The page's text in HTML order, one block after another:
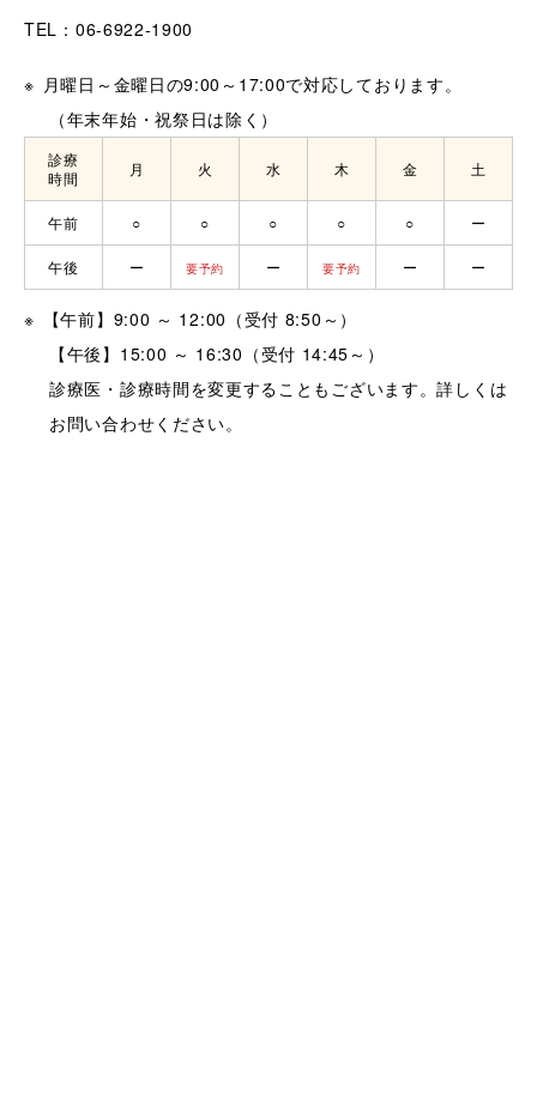
TEL：06-6922-1900
月曜日～金曜日の9:00～17:00で対応しております。
（年末年始・祝祭日は除く）
診療
時間
月 火 水 木 金 土
午前 ○ ○ ○ ○ ○ ー
午後 ー 要予約 ー 要予約 ー ー
【午前】9:00 ～ 12:00（受付 8:50～）
【午後】15:00 ～ 16:30（受付 14:45～）
診療医・診療時間を変更することもございます。詳しくは
お問い合わせください。